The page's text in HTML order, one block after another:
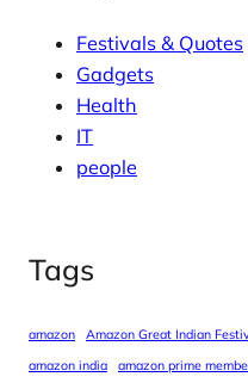
Festivals & Quotes
Gadgets
Health
IT
people
Tags
amazon Amazon Great Indian
amazon india
amazon prime